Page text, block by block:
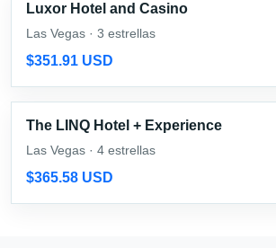
Luxor Hotel and Casino
Las Vegas · 3 estrellas
$351.91 USD
The LINQ Hotel + Experience
Las Vegas · 4 estrellas
$365.58 USD